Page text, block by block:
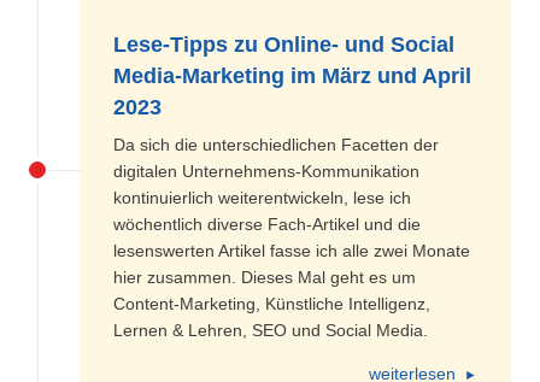
Lese-Tipps zu Online- und Social
Media-Marketing im März und April
2023
Da sich die unterschiedlichen Facetten der
digitalen Unternehmens-Kommunikation
kontinuierlich weiterentwickeln, lese ich
wöchentlich diverse Fach-Artikel und die
lesenswerten Artikel fasse ich alle zwei Monate
hier zusammen. Dieses Mal geht es um
Content-Marketing, Künstliche Intelligenz,
Lernen & Lehren, SEO und Social Media.
weiterlesen